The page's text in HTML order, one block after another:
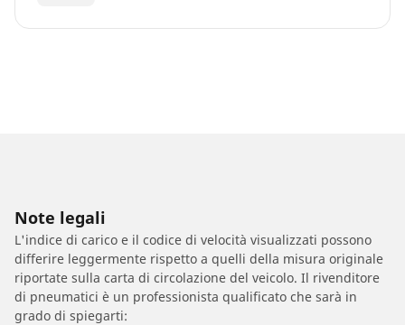
Note legali
L'indice di carico e il codice di velocità visualizzati possono
differire leggermente rispetto a quelli della misura originale
riportate sulla carta di circolazione del veicolo. Il rivenditore
di pneumatici è un professionista qualificato che sarà in
grado di spiegarti: